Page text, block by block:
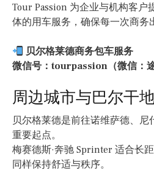
Tour Passion 为企业与机构客户
体的用车服务，确保每一次商务
贝尔格莱德商务包车服务
微信号：tourpassion（微信：
周边城市与巴尔干
贝尔格莱德是前往诺维萨德、尼
重要起点。
梅赛德斯·奔驰 Sprinter 适合长
同样保持舒适与秩序。